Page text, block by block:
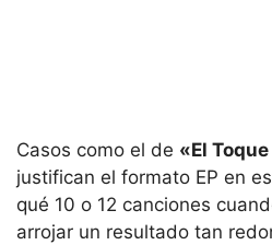
Casos como el de «El
justifican el formato EP en
qué 10 o 12 canciones
arrojar un resultado tan